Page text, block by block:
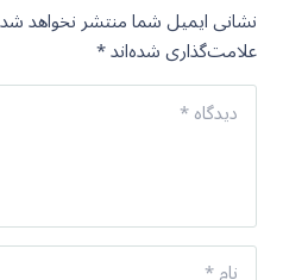
نشانی ایمیل شما منتشر نخواهد
علامت‌گذاری شده‌اند*